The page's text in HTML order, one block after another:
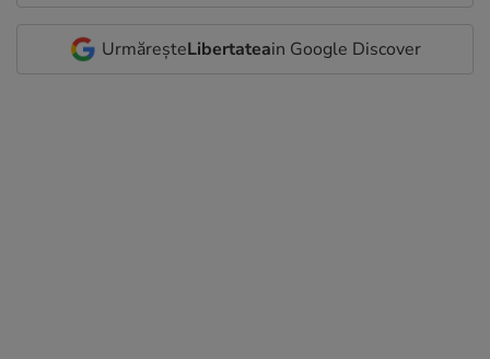
UrmăreșteLibertateain Google Discover